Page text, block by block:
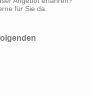
für Sie da.